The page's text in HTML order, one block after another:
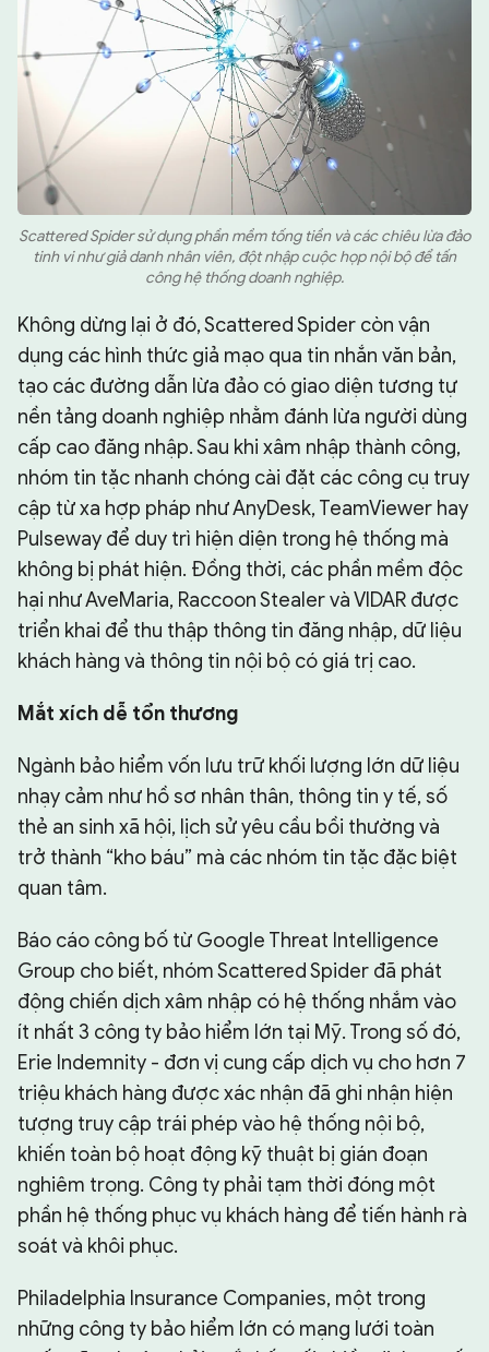
Scattered Spider sử dụng phần mềm tống tiền và các chiêu lừa đảo
tinh vi như giả danh nhân viên, đột nhập cuộc họp nội bộ để tấn
công hệ thống doanh nghiệp.
Không dừng lại ở đó, Scattered Spider còn vận
dụng các hình thức giả mạo qua tin nhắn văn bản,
tạo các đường dẫn lừa đảo có giao diện tương tự
nền tảng doanh nghiệp nhằm đánh lừa người dùng
cấp cao đăng nhập. Sau khi xâm nhập thành công,
nhóm tin tặc nhanh chóng cài đặt các công cụ truy
cập từ xa hợp pháp như AnyDesk, TeamViewer hay
Pulseway để duy trì hiện diện trong hệ thống mà
không bị phát hiện. Đồng thời, các phần mềm độc
hại như AveMaria, Raccoon Stealer và VIDAR được
triển khai để thu thập thông tin đăng nhập, dữ liệu
khách hàng và thông tin nội bộ có giá trị cao.
Mắt xích dễ tổn thương
Ngành bảo hiểm vốn lưu trữ khối lượng lớn dữ liệu
nhạy cảm như hồ sơ nhân thân, thông tin y tế, số
thẻ an sinh xã hội, lịch sử yêu cầu bồi thường và
trở thành “kho báu” mà các nhóm tin tặc đặc biệt
quan tâm.
Báo cáo công bố từ Google Threat Intelligence
Group cho biết, nhóm Scattered Spider đã phát
động chiến dịch xâm nhập có hệ thống nhắm vào
ít nhất 3 công ty bảo hiểm lớn tại Mỹ. Trong số đó,
Erie Indemnity - đơn vị cung cấp dịch vụ cho hơn 7
triệu khách hàng được xác nhận đã ghi nhận hiện
tượng truy cập trái phép vào hệ thống nội bộ,
khiến toàn bộ hoạt động kỹ thuật bị gián đoạn
nghiêm trọng. Công ty phải tạm thời đóng một
phần hệ thống phục vụ khách hàng để tiến hành rà
soát và khôi phục.
Philadelphia Insurance Companies, một trong
những công ty bảo hiểm lớn có mạng lưới toàn